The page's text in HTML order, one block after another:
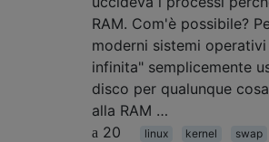
RAM. Com'è possibile?
moderni sistemi
infinita" semplicemente
disco per qualunque
alla RAM …
20
linux kernel swap